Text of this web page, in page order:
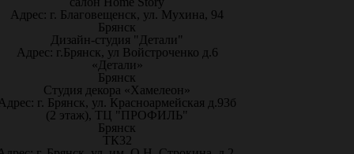
Адрес: г. Благовещенск, ул. Мухина, 94
Брянск
Дизайн-студия "Детали"
Адрес: г.Брянск, ул Войстроченко д.6
«Детали»
Брянск
Студия декора «Хамелеон»
г. Брянск, ул. Красноармейская д.93б
(2 этаж), ТЦ "ПРОФИЛЬ"
Брянск
ТК32